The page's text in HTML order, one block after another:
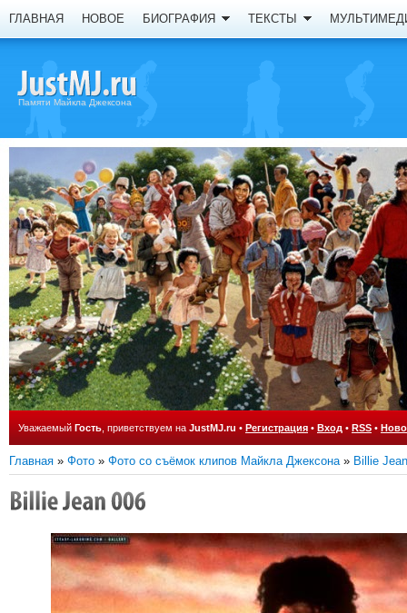
ГЛАВНАЯ НОВОЕ БИОГРАФИЯ ТЕКСТЫ
Памяти Майкла Джексона
Уважаемый Гость , приветствуем на JustMJ.ru • Регистрация • Вход • RSS •
Главная » Фото » Фото со съёмок клипов Майкла Джексона» Billie Jean